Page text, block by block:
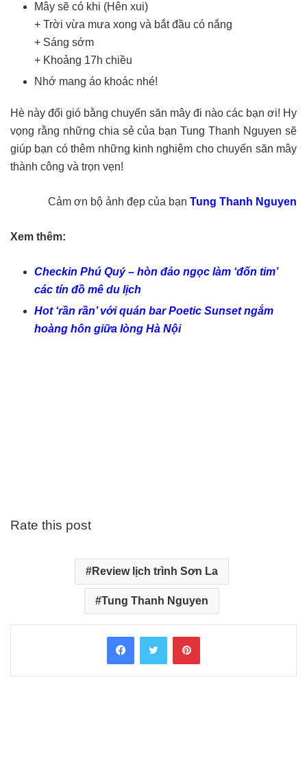
Mây sẽ có khi (Hên xui)
+ Trời vừa mưa xong và bắt đầu có nắng
+ Sáng sớm
+ Khoảng 17h chiều
Nhớ mang áo khoác nhé!
Hè này đổi gió bằng chuyến săn mây đi nào các bạn ơi! Hy
vọng rằng những chia sẻ của bạn Tung Thanh Nguyen sẽ
giúp bạn có thêm những kinh nghiệm cho chuyến săn mây
thành công và trọn vẹn!
Cảm ơn bộ ảnh đẹp của bạn Tung Thanh Nguyen
Xem thêm:
Checkin Phú Quý – hòn đảo ngọc làm ‘đốn tim’
các tín đồ mê du lịch
Hot ‘rần rần’ với quán bar Poetic Sunset ngắm
hoàng hôn giữa lòng Hà Nội
Rate this post
Review lịch trình Sơn La
Tung Thanh Nguyen
FacebookTwitter Pinterest